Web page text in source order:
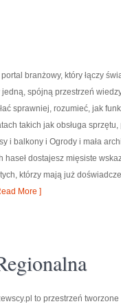
portal branżowy, który łączy
spójną przestrzeń
sprawniej, rozumieć, jak
takich jak obsługa
i balkony i Ogrody i mała
haseł dostajesz mięsiste
którzy mają już
More ]
to przestrzeń